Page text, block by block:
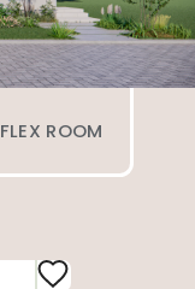
FLEX ROOM